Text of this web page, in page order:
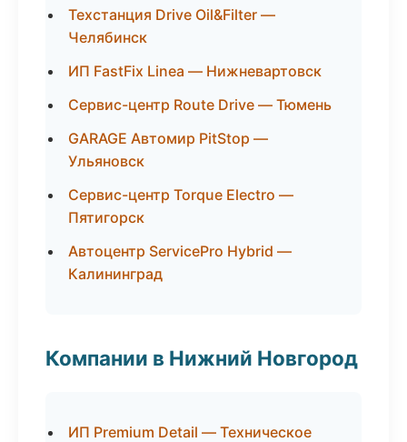
Техстанция Drive Oil&Filter —
Челябинск
ИП FastFix Linea — Нижневартовск
Сервис-центр Route Drive — Тюмень
GARAGE Автомир PitStop —
Ульяновск
Сервис-центр Torque Electro —
Пятигорск
Автоцентр ServicePro Hybrid —
Калининград
Компании в Нижний Новгород
ИП Premium Detail — Техническое